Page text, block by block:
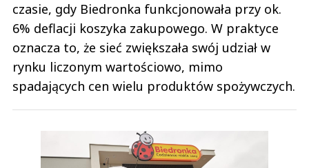
czasie, gdy Biedronka funkcjonowała przy ok.
6% deflacji koszyka zakupowego. W praktyce
oznacza to, że sieć zwiększała swój udział w
rynku liczonym wartościowo, mimo
spadających cen wielu produktów spożywczych.